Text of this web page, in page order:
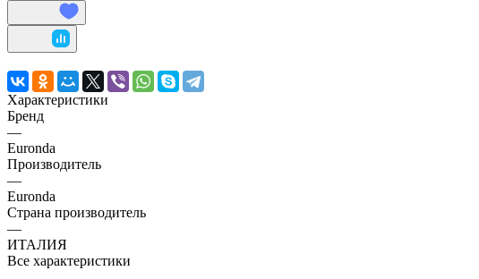
Характеристики
Бренд
—
Euronda
Производитель
—
Euronda
Страна производитель
—
ИТАЛИЯ
Все характеристики